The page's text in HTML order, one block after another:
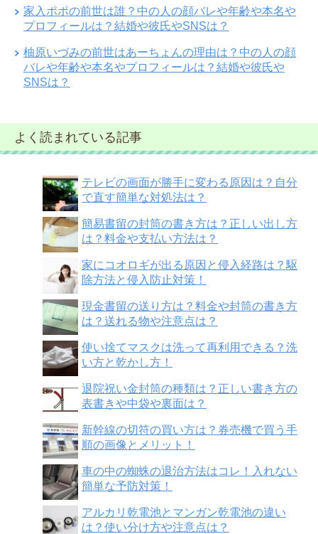
家入ポポの前世は誰？中の人の顔バレや年齢や本名や
プロフィールは？結婚や彼氏やSNSは？
柚原いづみの前世はあーちょんの理由は？中の人の顔
バレや年齢や本名やプロフィールは？結婚や彼氏や
SNSは？
よく読まれている記事
テレビの画面が勝手に変わる原因は？自分
で直す簡単な対処法は？
簡易書留の封筒の書き方は？正しい出し方
は？料金や支払い方法は？
家にコオロギが出る原因と侵入経路は？駆
除方法と侵入防止対策！
現金書留の送り方は？料金や封筒の書き方
は？送れる物や注意点は？
使い捨てマスクは洗って再利用できる？洗
い方と乾かし方！
退院祝い金封筒の種類は？正しい書き方の
表書きや中袋や裏面は？
新幹線の切符の買い方は？券売機で買う手
順の画像とメリット！
車の中の蜘蛛の退治方法はコレ！入れない
簡単な予防対策！
アルカリ乾電池とマンガン乾電池の違い
は？使い分け方や注意点は？